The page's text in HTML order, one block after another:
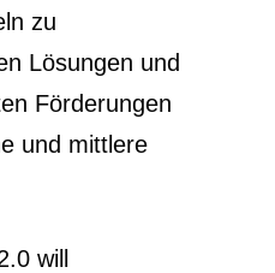
zu
Lösungen und
Förderungen
und mittlere
will